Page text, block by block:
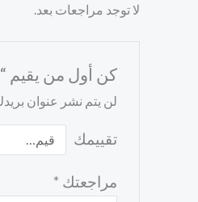
لا توجد مراجعات بعد.
كن أول من يقيم
لن يتم نشر عنوان
تقييمك
مراجعتك *